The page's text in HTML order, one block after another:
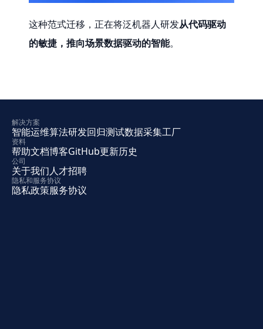
这种范式迁移，正在将泛机器人研发从代码驱动
的敏捷，推向场景数据驱动的智能。
解决方案
智能运维算法研发回归测试数据采集工厂
资料
帮助文档博客GitHub更新历史
公司
关于我们人才招聘
隐私和服务协议
隐私政策服务协议